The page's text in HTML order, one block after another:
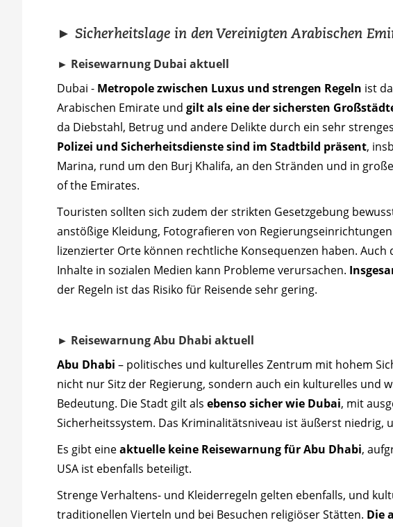
► Sicherheitslage in den Vereinigten Arabischen
► Reisewarnung Dubai aktuell
Dubai - Metropole zwischen Luxus und strengen Regeln ist
Arabischen Emirate und gilt als eine der sichersten
da Diebstahl, Betrug und andere Delikte durch ein sehr
Polizei und Sicherheitsdienste sind im Stadtbild präsent,
Marina, rund um den Burj Khalifa, an den Stränden und in
of the Emirates.
Touristen sollten sich zudem der strikten Gesetzgebung
anstößige Kleidung, Fotografieren von
lizenzierter Orte können rechtliche Konsequenzen haben.
Inhalte in sozialen Medien kann Probleme verursachen.
der Regeln ist das Risiko für Reisende sehr gering.
► ReisewarnungAbu Dhabi aktuell
Abu Dhabi – politisches und kulturelles Zentrum mit hohem
nicht nur Sitz der Regierung, sondern auch ein kulturelles
Bedeutung. Die Stadt gilt als ebenso sicher wie Dubai, mit
Sicherheitssystem. Das Kriminalitätsniveau ist äußerst
Es gibt eineaktuelle keine Reisewarnung für Abu Dhabi,
USA ist ebenfalls beteiligt.
Strenge Verhaltens- und Kleiderregeln gelten ebenfalls, und
traditionellen Vierteln und bei Besuchen religiöser Stätten. Die